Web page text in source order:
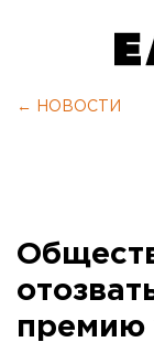
← НОВОСТИ
премию